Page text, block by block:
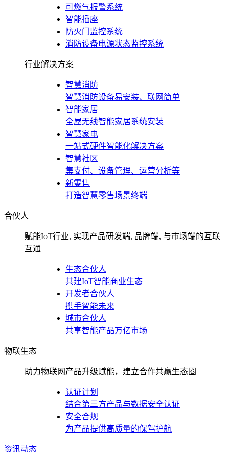
可燃气报警系统
智能插座
防火门监控系统
消防设备电源状态监控系统
行业解决方案
智慧消防
智慧消防设备易安装、联网简单
智能家居
全屋无线智能家居系统安装
智慧家电
一站式硬件智能化解决方案
智慧社区
集支付、设备管理、运营分析等
新零售
打造智慧零售场景终端
合伙人
赋能IoT行业, 实现产品研发端, 品牌端, 与市场端的互联
互通
生态合伙人
共建IoT智能商业生态
开发者合伙人
携手智能未来
城市合伙人
共享智能产品万亿市场
物联生态
助力物联网产品升级赋能，建立合作共赢生态圈
认证计划
结合第三方产品与数据安全认证
安全合规
为产品提供高质量的保驾护航
资讯动态